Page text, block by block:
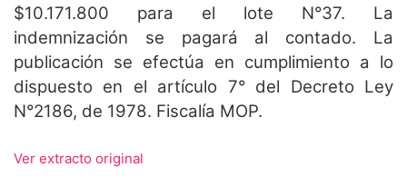
$10.171.800 para el lote N°37. La
indemnización se pagará al contado. La
publicación se efectúa en cumplimiento a lo
dispuesto en el artículo 7° del Decreto Ley
N°2186, de 1978. Fiscalía MOP.
Ver extracto original